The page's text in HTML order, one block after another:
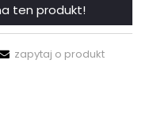
ten produkt!
zapytaj o produkt